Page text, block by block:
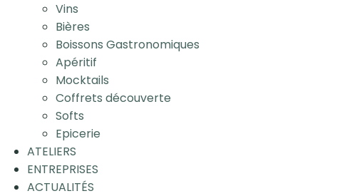
Vins
Bières
Boissons Gastronomiques
Apéritif
Mocktails
Coffrets découverte
Softs
Epicerie
ATELIERS
ENTREPRISES
ACTUALITÉS